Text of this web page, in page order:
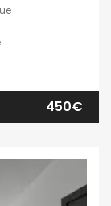
450€